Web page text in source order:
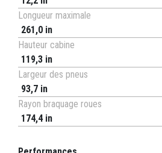
Longueur maximale
261,0 in
Hauteur cabine
119,3 in
Largeur des pneus
93,7 in
Rayon braquage roues
174,4 in